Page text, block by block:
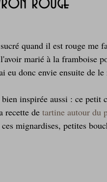
Finger food, snack
Gâteau d'anniversaire
quand il est rouge me
marié à la framboise
eu donc envie ensuite de
inspirée aussi : ce petit
recette de tartine autour du
mignardises, petites